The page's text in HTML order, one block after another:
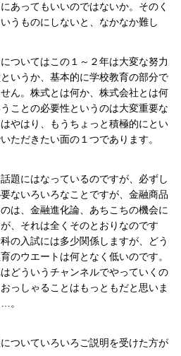
あってもいいのではないか。そのく
うものにしないと、なかなか難し
ついてはこの１～２年は大変な努力
いうか、基本的に学校教育の部分で
ん。株式とは何か、株式会社とは何
ことの必要性というのは大変重要な
やはり、もうちょっと積極的にとい
ただきたい面の１つであります。
題にはなっているのですが、必ずし
ないろいろなことですが、金融商品
は、金融進化論、あちこちの機会に
、それは全くそのとおりなのです
の入試には多少関係しますが、どう
のウエートは何となく低いのです。
どういうチャンネルでやっていくの
っしゃることはもっともだと思いま
。
ついていろいろご説明を受けた方が